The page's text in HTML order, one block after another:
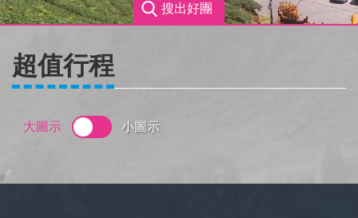
會員專區
企業專區
同業專區
搜出好團
超值行程
大圖示 . 小圖示